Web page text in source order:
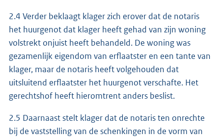
2.4 Verder beklaagt klager zich erover dat de notaris
het huurgenot dat klager heeft gehad van zijn woning
volstrekt onjuist heeft behandeld. De woning was
gezamenlijk eigendom van erflaatster en een tante van
klager, maar de notaris heeft volgehouden dat
uitsluitend erflaatster het huurgenot verschafte. Het
gerechtshof heeft hieromtrent anders beslist.
2.5 Daarnaast stelt klager dat de notaris ten onrechte
bij de vaststelling van de schenkingen in de vorm van